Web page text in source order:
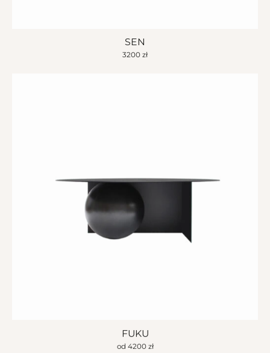
SEN
3200 zł
FUKU
od 4200 zł